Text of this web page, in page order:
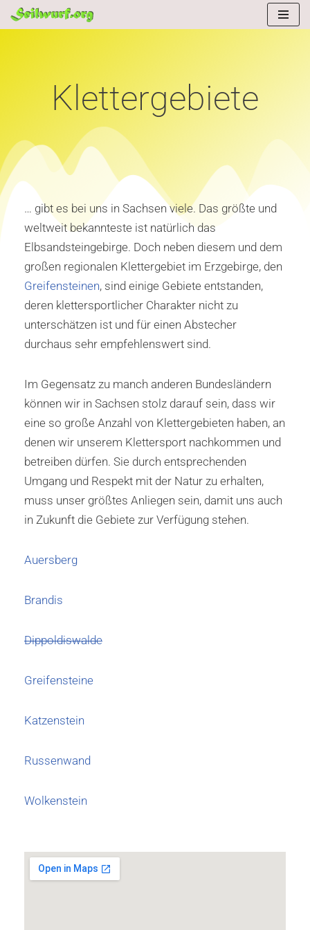
Klettergebiete
… gibt es bei uns in Sachsen viele. Das größte und
weltweit bekannteste ist natürlich das
Elbsandsteingebirge. Doch neben diesem und dem
großen regionalen Klettergebiet im Erzgebirge, den
Greifensteinen, sind einige Gebiete entstanden,
deren klettersportlicher Charakter nicht zu
unterschätzen ist und für einen Abstecher
durchaus sehr empfehlenswert sind.
Im Gegensatz zu manch anderen Bundesländern
können wir in Sachsen stolz darauf sein, dass wir
eine so große Anzahl von Klettergebieten haben, an
denen wir unserem Klettersport nachkommen und
betreiben dürfen. Sie durch entsprechenden
Umgang und Respekt mit der Natur zu erhalten,
muss unser größtes Anliegen sein, damit uns auch
in Zukunft die Gebiete zur Verfügung stehen.
Auersberg
Brandis
Dippoldiswalde
Greifensteine
Katzenstein
Russenwand
Wolkenstein